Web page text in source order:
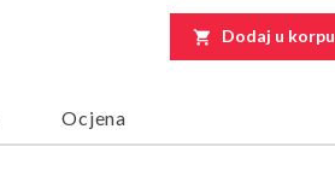
 Dodaj u korpu
Ocjena